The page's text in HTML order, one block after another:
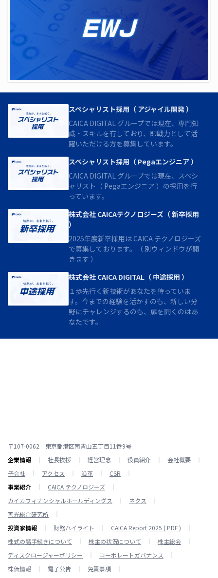
スペシャリスト採用（ アジャイル開発 ）
CAICA DIGITAL グループでは現在、専門知
識・スキルを有しており、即戦力として活
躍いただける方を募集しています。
スペシャリスト採用（ Pegaエンジニア ）
CAICA DIGITAL グループでは現在、スペシ
ャリスト（ Pegaエンジニア ）の採用を行
っています。
株式会社 CAICAテクノロジーズ（ 新卒採用
）
2025年度新卒採用は CAICA テクノロジーズ
で募集しております。（ 別ウィンドウが開
きます ）
株式会社 CAICA DIGITAL（ 中途採用 ）
１歩先行く新技術があなたを待っていま
す。今までの経験を活かすのも、新しい分
野にチャレンジするのも、扉を開くのはあ
なたです。
〒107-0062 東京都港区南青山五丁目11番9号
企業情報
社長挨拶 経営理念 役員紹介
会社概要
子会社
アクセス 沿革
CSR
事業紹介
CAICA テクノロジーズ
カイカフィナンシャルホールディングス
ネクス
善光総合研究所
投資家情報
財務ハイライト
CAICA Report 2025 ( PDF )
株式の諸手続きについて
株主の状況について
株主総会
ディスクロージャーポリシー
コーポレートガバナンス
株価情報
電子公告
免責事項